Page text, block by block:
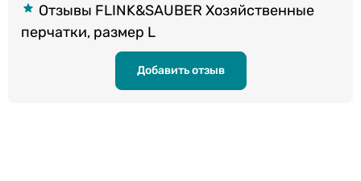
Отзывы FLINK&SAUBER Хозяйственные
перчатки, размер L
Добавить отзыв